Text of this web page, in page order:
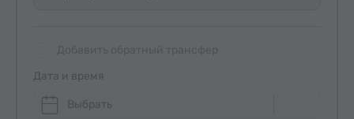
Дата и время
Выбрать